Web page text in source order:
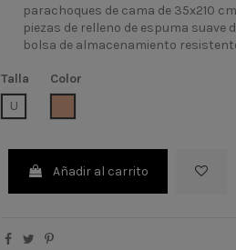
parachoques de cama de 35x210
piezas de relleno de espuma suave
bolsa de almacenamiento
Talla
U
Color
Añadir al carrito